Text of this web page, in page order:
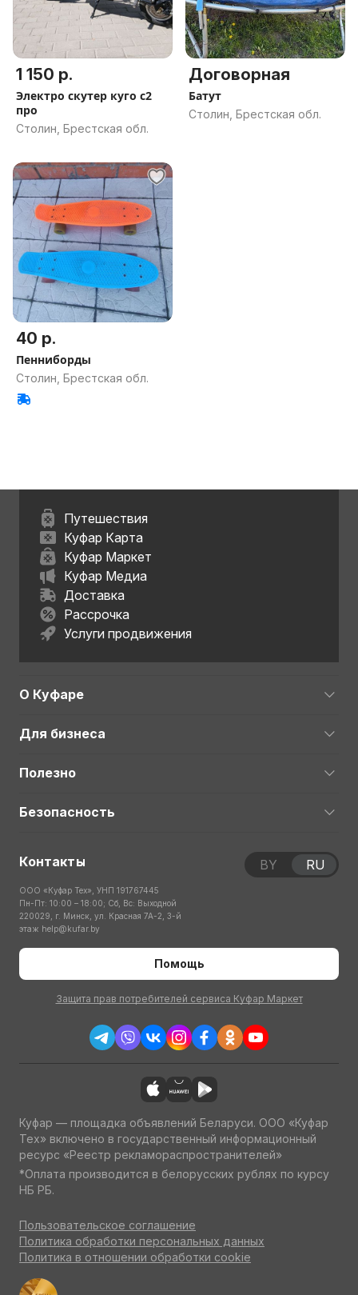
1 150 р.
Электро скутер куго с2
про
Столин, Брестская обл.
Договорная
Батут
Столин, Брестская обл.
40 р.
Пенниборды
Столин, Брестская обл.
Путешествия
Куфар Карта
Куфар Маркет
Куфар Медиа
Доставка
Рассрочка
Услуги продвижения
О Куфаре
Для бизнеса
Полезно
Безопасность
Контакты
ООО «Куфар Тех», УНП 191767445
Пн-Пт: 10:00 – 18:00; Сб, Вс: Выходной
220029, г. Минск, ул. Красная 7А-2, 3-й
этаж help@kufar.by
Помощь
Защита прав потребителей сервиса Куфар Маркет
BY RU
Куфар — площадка объявлений Беларуси. ООО «Куфар
Тех» включено в государственный информационный
ресурс «Реестр рекламораспространителей»
*Оплата производится в белорусских рублях по курсу
НБ РБ.
Пользовательское соглашение
Политика обработки персональных данных
Политика в отношении обработки cookie